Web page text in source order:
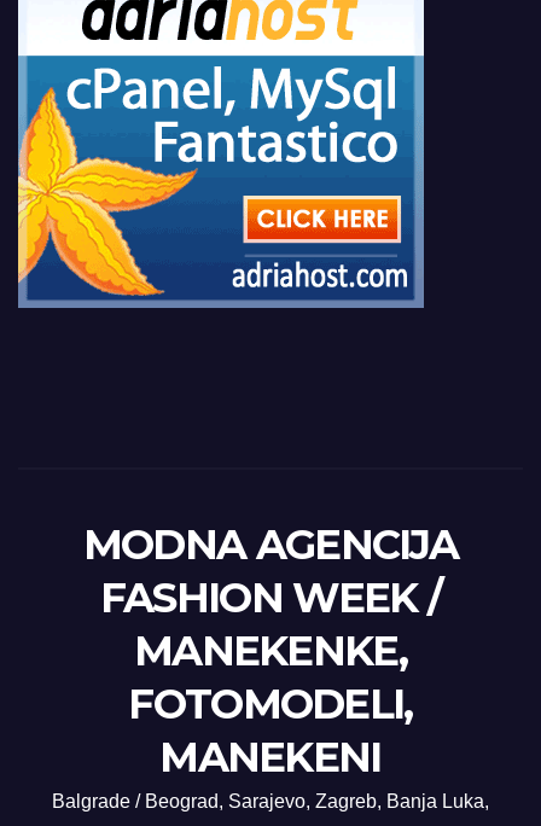
MODNA AGENCIJA
FASHION WEEK /
MANEKENKE,
FOTOMODELI,
MANEKENI
Balgrade / Beograd, Sarajevo, Zagreb, Banja Luka,